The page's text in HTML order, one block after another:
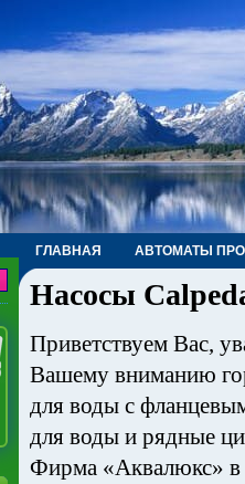
ГЛАВНАЯ АВТОМАТЫ
ТРУБЫ, ФИТИНГИ, КРАНЫ
Насосы
Приветствуем Вас,
Вашему вниманию
для воды с
для воды и рядные
Фирма «Аквалюкс» в